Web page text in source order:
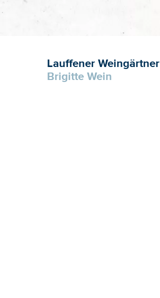
Lauffener Weingärtner
Brigitte Wein